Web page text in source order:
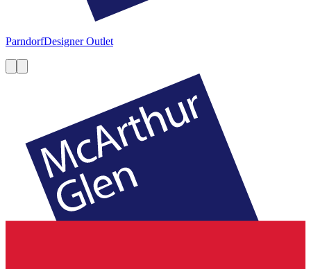
ParndorfDesigner Outlet